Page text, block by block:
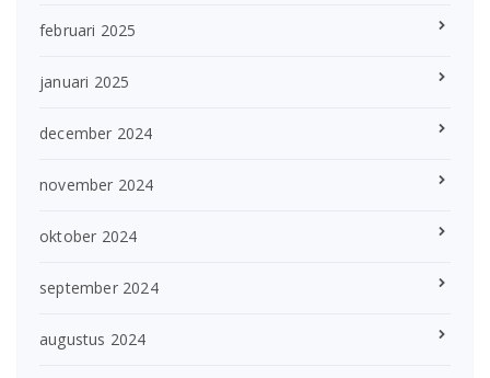
februari 2025
januari 2025
december 2024
november 2024
oktober 2024
september 2024
augustus 2024